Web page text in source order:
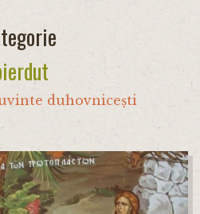
duhovnicești